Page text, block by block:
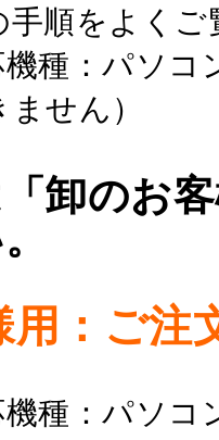
手順をよくご
種：パソ
せん）
卸のお
用：ご注
種：パソ